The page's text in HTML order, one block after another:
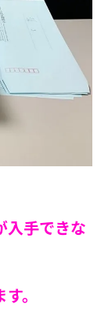
入手できな
。